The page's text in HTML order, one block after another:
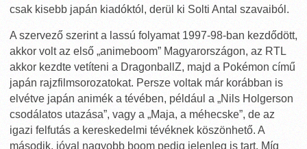
csak kisebb japán kiadóktól, derül ki Solti Antal szavaiból.
A szervező szerint a lassú folyamat 1997-98-ban kezdődött,
akkor volt az első „animeboom” Magyarországon, az RTL
akkor kezdte vetíteni a DragonballZ, majd a Pokémon című
japán rajzfilmsorozatokat. Persze voltak már korábban is
elvétve japán animék a tévében, például a „Nils Holgerson
csodálatos utazása”, vagy a „Maja, a méhecske”, de az
igazi felfutás a kereskedelmi tévéknek köszönhető. A
második, jóval nagyobb boom pedig jelenleg is tart. Míg